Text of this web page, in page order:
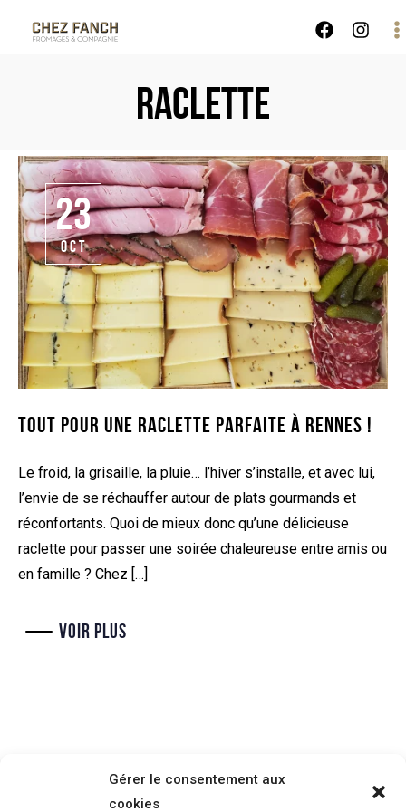
Gérer le consentement aux
cookies
RACLETTE
23
OCT
TOUT POUR UNE RACLETTE PARFAITE À RENNES !
Le froid, la grisaille, la pluie… l’hiver s’installe, et avec lui,
l’envie de se réchauffer autour de plats gourmands et
réconfortants. Quoi de mieux donc qu’une délicieuse
raclette pour passer une soirée chaleureuse entre amis ou
en famille ? Chez […]
VOIR PLUS